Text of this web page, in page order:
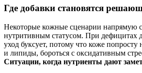
Где добавки становятся
Некоторые кожные сценарии напрямую
нутритивным статусом. При дефицитах
уход буксует, потому что коже попросту
и липиды, бороться с оксидативным
Ситуации, когда нутриенты дают